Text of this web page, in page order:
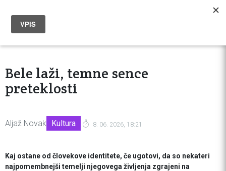
Bele laži, temne sence
preteklosti
Aljaž Novak Kultura 8. 06. 2026, 18:21
Kaj ostane od človekove identitete, če ugotovi, da so nekateri
najpomembnejši temelji njegovega življenja zgrajeni na